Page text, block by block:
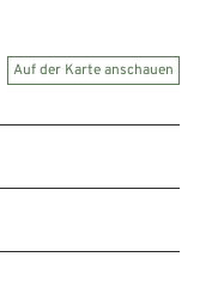
Auf der Karte anschauen